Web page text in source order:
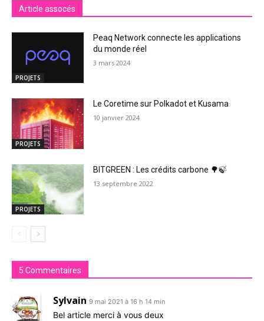
Article assocés
PROJETS
Peaq Network connecte les applications
du monde réel
3 mars 2024
PROJETS
Le Coretime sur Polkadot et Kusama
10 janvier 2024
PROJETS
BITGREEN : Les crédits carbone 🌳🍃
13 septembre 2022
5 Commentaires
Sylvain 9 mai 2021 à 16 h 14 min
Bel article merci à vous deux